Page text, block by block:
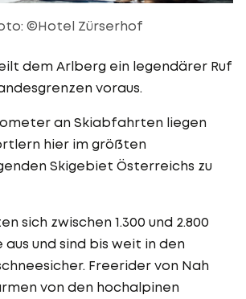
©Hotel Zürserhof
dem Arlberg ein legendärer Ruf
voraus.
an Skiabfahrten liegen
hier im größten
Skigebiet Österreichs zu
sich zwischen 1.300 und 2.800
und sind bis weit in den
Freerider von Nah
von den hochalpinen